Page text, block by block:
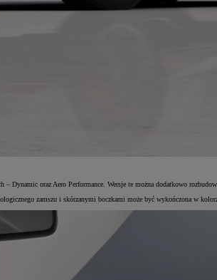
Dynamic oraz Aero Performance. Wersje te można dodatkowo
zamszu i skórzanymi boczkami może być wykończona w